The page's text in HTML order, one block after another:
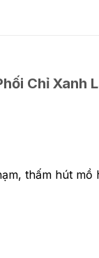
Chỉ Xanh
thấm hút mồ